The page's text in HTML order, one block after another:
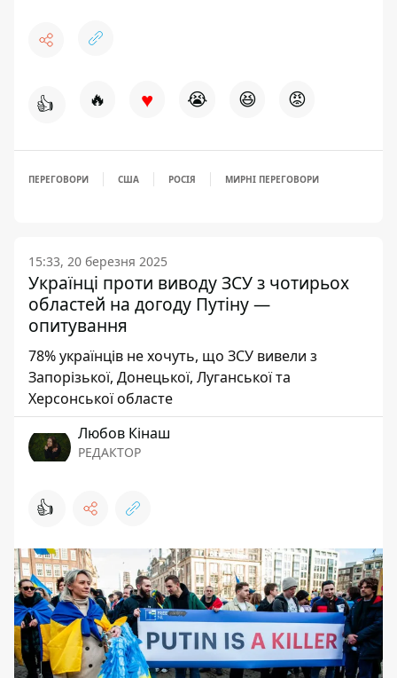
👍 🔥 ♥ 😭 😆 😡
ПЕРЕГОВОРИ США РОСІЯ МИРНІ ПЕРЕГОВОРИ
15:33, 20 березня 2025
Українці проти виводу ЗСУ з чотирьох
областей на догоду Путіну —
опитування
78% українців не хочуть, що ЗСУ вивели з
Запорізької, Донецької, Луганської та
Херсонської областе
Любов Кінаш
РЕДАКТОР
👍